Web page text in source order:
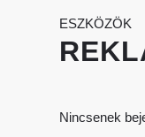
ESZKÖZÖK
Nincsenek